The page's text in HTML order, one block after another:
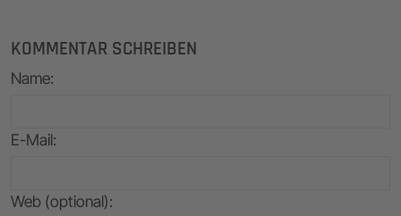
KOMMENTAR SCHREIBEN
Name:
E-Mail:
Web (optional):